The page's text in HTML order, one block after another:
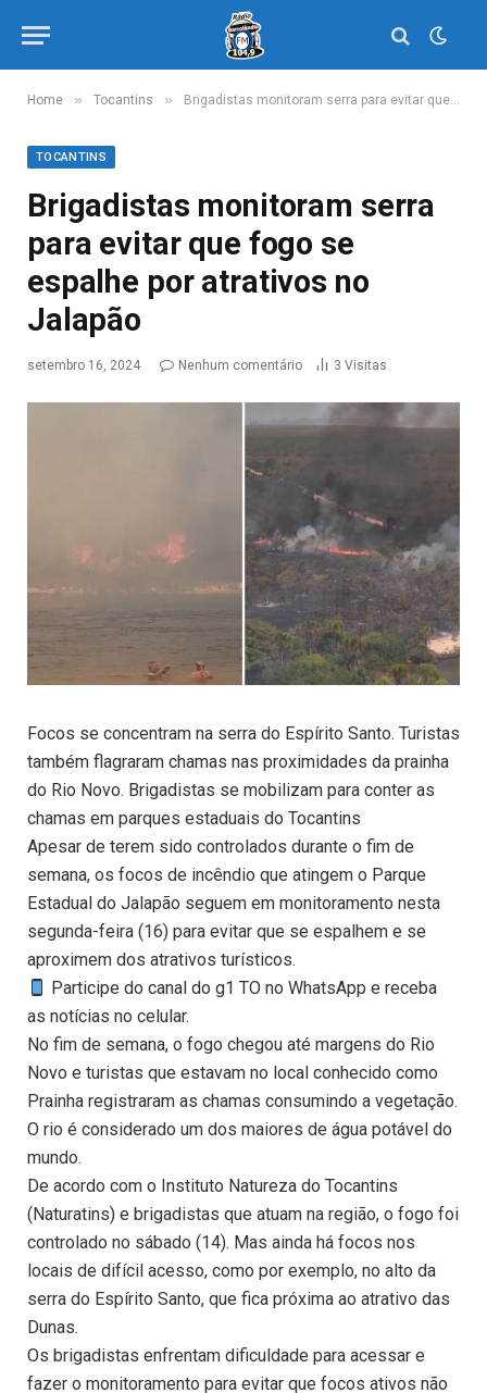
Home » Tocantins » Brigadistas monitoram serra para evitar que fogo se espalhe por atrativos no Jalapão
TOCANTINS
Brigadistas monitoram serra
para evitar que fogo se
espalhe por atrativos no
Jalapão
setembro 16, 2024 Nenhum comentário 3 Visitas
Focos se concentram na serra do Espírito Santo. Turistas
também flagraram chamas nas proximidades da prainha
do Rio Novo. Brigadistas se mobilizam para conter as
chamas em parques estaduais do Tocantins
Apesar de terem sido controlados durante o fim de
semana, os focos de incêndio que atingem o Parque
Estadual do Jalapão seguem em monitoramento nesta
segunda-feira (16) para evitar que se espalhem e se
aproximem dos atrativos turísticos.
Participe do canal do g1 TO no WhatsApp e receba
as notícias no celular.
No fim de semana, o fogo chegou até margens do Rio
Novo e turistas que estavam no local conhecido como
Prainha registraram as chamas consumindo a vegetação.
O rio é considerado um dos maiores de água potável do
mundo.
De acordo com o Instituto Natureza do Tocantins
(Naturatins) e brigadistas que atuam na região, o fogo foi
controlado no sábado (14). Mas ainda há focos nos
locais de difícil acesso, como por exemplo, no alto da
serra do Espírito Santo, que fica próxima ao atrativo das
Dunas.
Os brigadistas enfrentam dificuldade para acessar e
fazer o monitoramento para evitar que focos ativos não